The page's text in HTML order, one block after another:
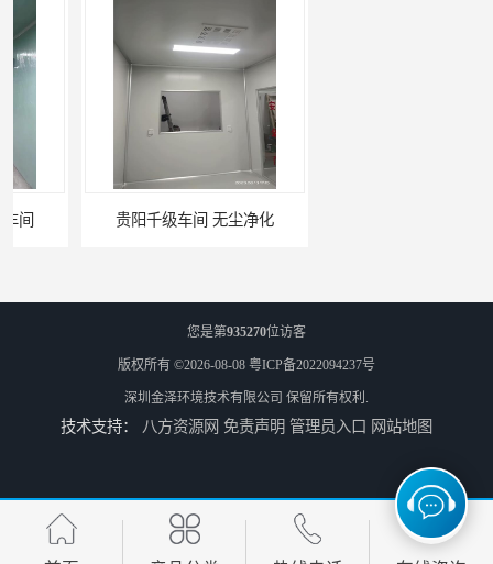
贵阳千级车间 无尘净化
W型初效过滤器 西宁无隔板中效过滤器供应 金泽 W型初效过滤器厂 广州无隔板中效过滤器厂家 金泽
您是第935270位访客
版权所有 ©2026-08-08 粤ICP备2022094237号
深圳金泽环境技术有限公司 保留所有权利.
技术支持： 八方资源网 免责声明 管理员入口 网站地图